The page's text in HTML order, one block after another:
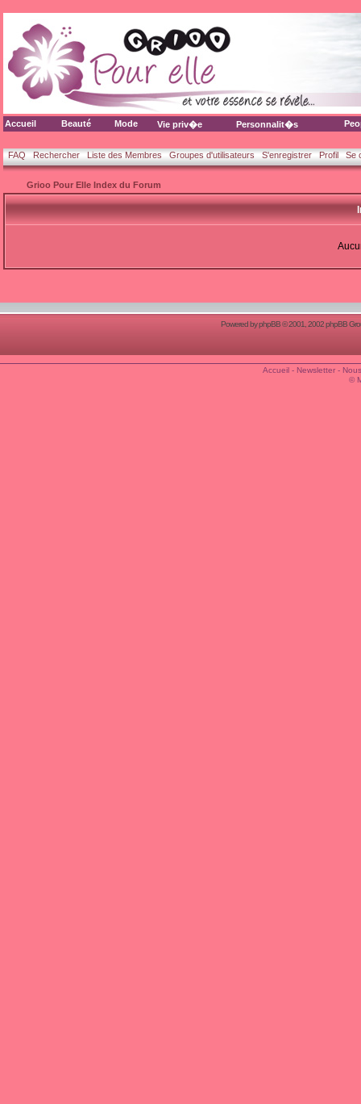
Accueil Beauté Mode Vie priv�e Personnalit�s
FAQ Rechercher Liste des Membres Groupes d'utilisateurs S'enregistrer Profil Se
Grioo Pour Elle Index du Forum
Powered byphpBB© 2001, 2002 phpBB
Accueil- Newsletter-
©